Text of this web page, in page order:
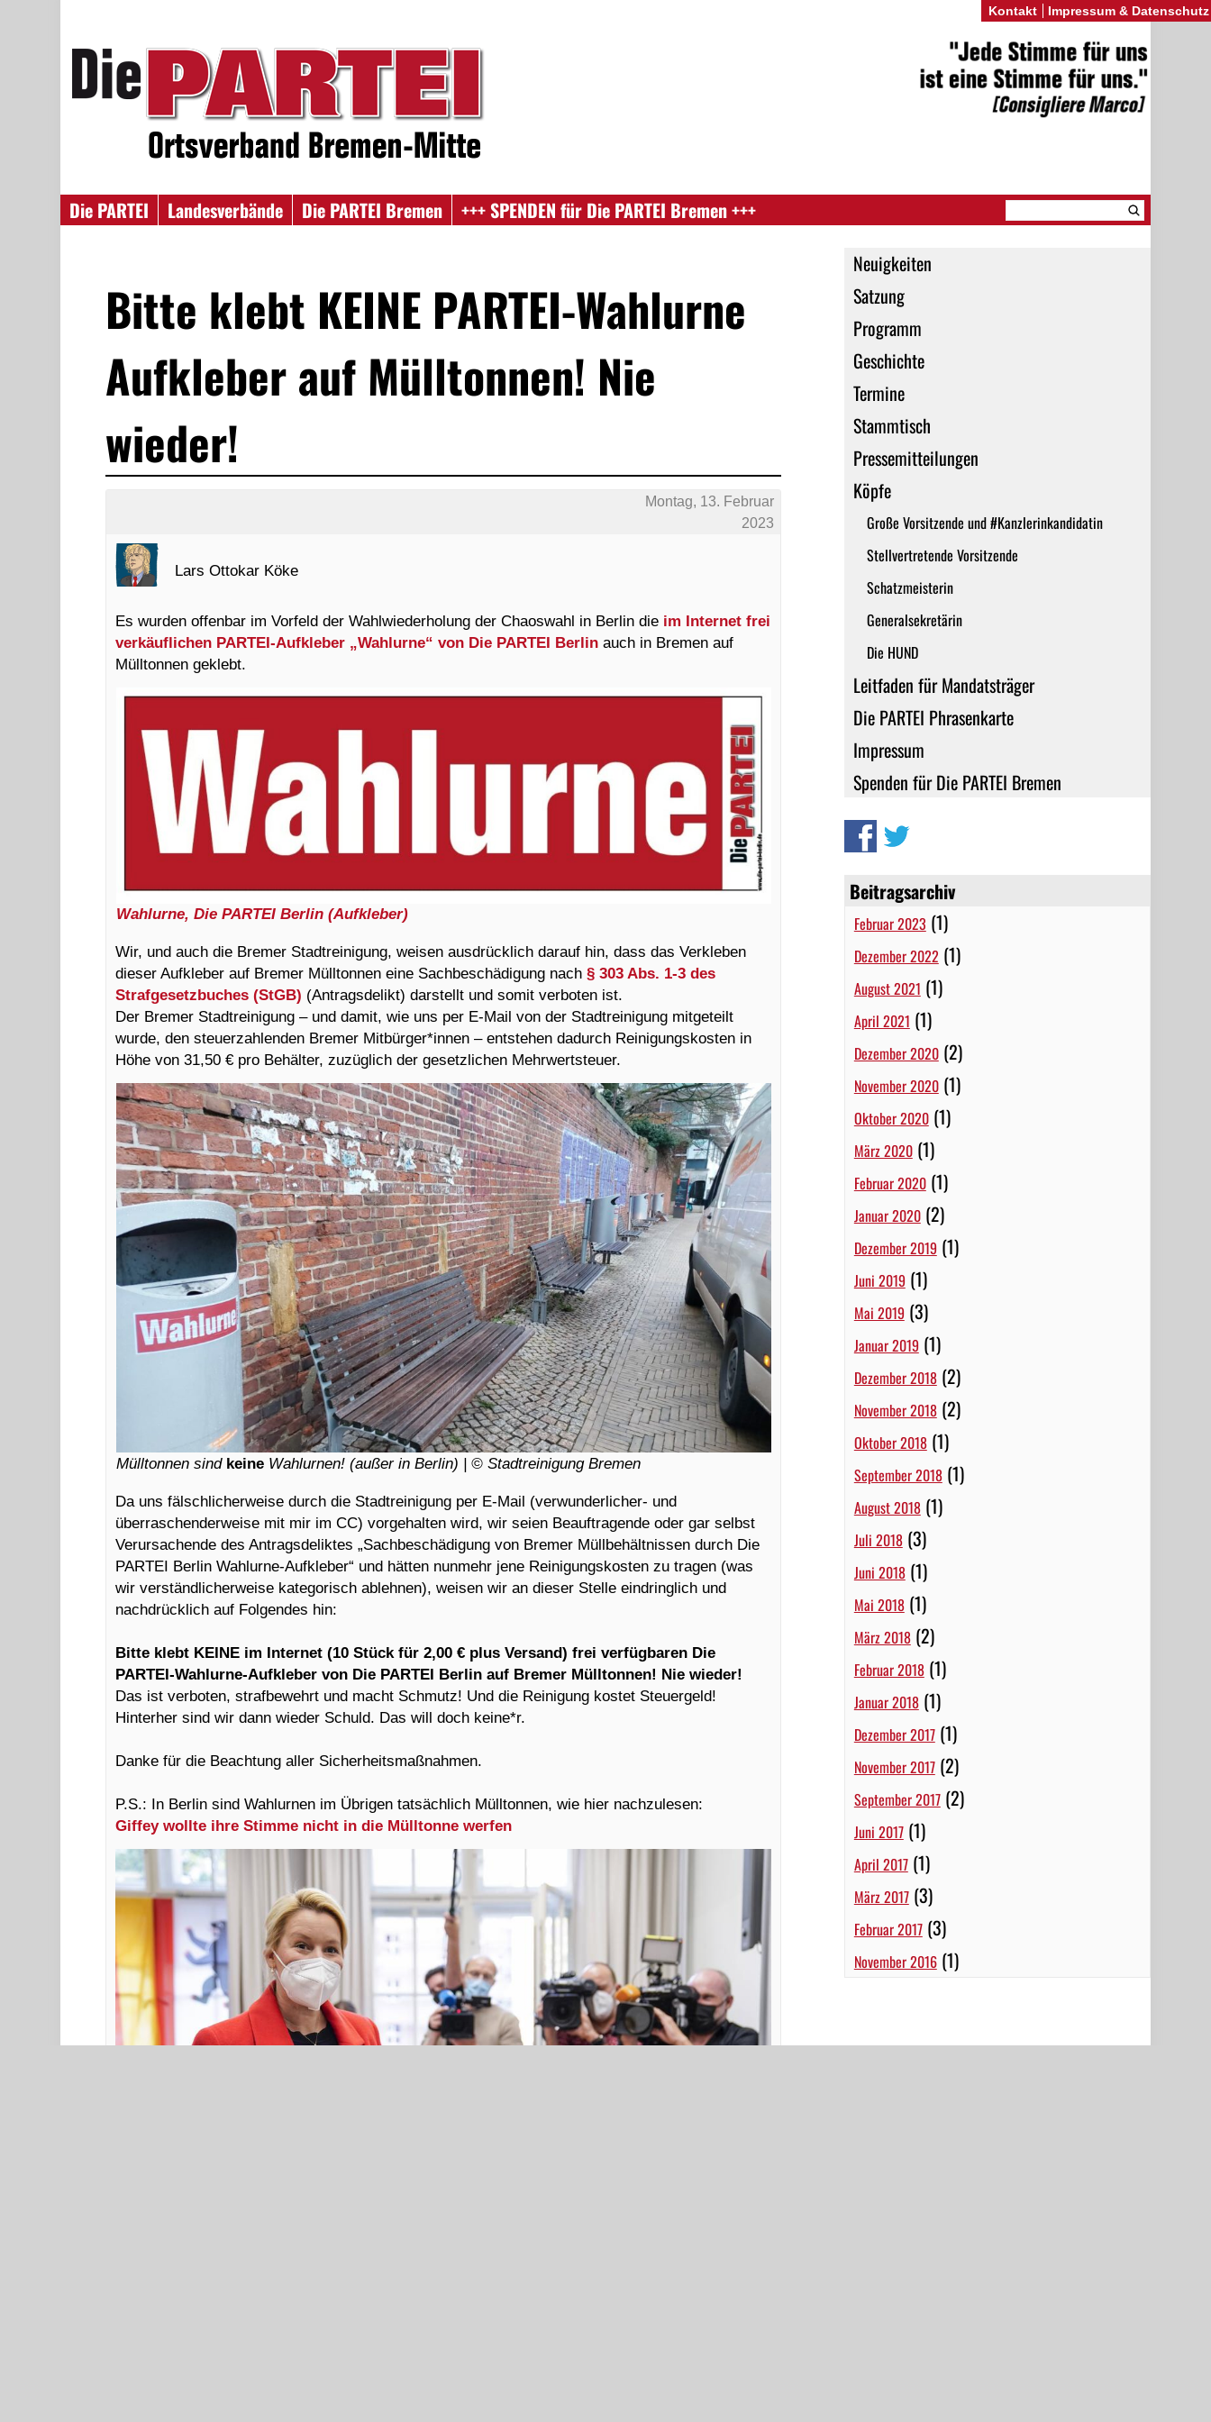
Die PARTEI Landesverbände Die PARTEI Bremen
+++ SPENDEN für Die PARTEI Bremen +++
Neuigkeiten
Satzung
Programm
Geschichte
Termine
Stammtisch
Pressemitteilungen
Köpfe
Große Vorsitzende und #Kanzlerinkandidatin
Stellvertretende Vorsitzende
Schatzmeisterin
Generalsekretärin
Die HUND
Leitfaden für Mandatsträger
Die PARTEI Phrasenkarte
Impressum
Spenden für Die PARTEI Bremen
Beitragsarchiv
Februar 2023 (1)
Dezember 2022 (1)
August 2021 (1)
April 2021 (1)
Dezember 2020(2)
November 2020(1)
Oktober 2020(1)
März 2020(1)
Februar 2020(1)
Januar 2020(2)
Dezember 2019(1)
Juni 2019(1)
Mai 2019(3)
Januar 2019(1)
Dezember 2018(2)
November 2018(2)
Oktober 2018(1)
September 2018(1)
August 2018(1)
Juli 2018(3)
Juni 2018(1)
Mai 2018(1)
März 2018(2)
Februar 2018(1)
Januar 2018(1)
Dezember 2017(1)
November 2017(2)
September 2017(2)
Juni 2017(1)
April 2017(1)
März 2017(3)
Februar 2017(3)
November 2016(1)
Bitte klebt KEINE PARTEI-Wahlurne
Aufkleber auf Mülltonnen! Nie
wieder!
Montag, 13. Februar
2023
Lars Ottokar Köke
Es wurden offenbar im Vorfeld der Wahlwiederholung der Chaoswahl in Berlin die im Internet frei
verkäuflichen PARTEI-Aufkleber „Wahlurne“ von Die PARTEI Berlin auch in Bremen auf
Mülltonnen geklebt.
Wahlurne, Die PARTEI Berlin (Aufkleber)
Wir, und auch die Bremer Stadtreinigung, weisen ausdrücklich darauf hin, dass das Verkleben
dieser Aufkleber auf Bremer Mülltonnen eine Sachbeschädigung nach§ 303 Abs. 1-3 des
Strafgesetzbuches (StGB) (Antragsdelikt) darstellt und somit verboten ist.
Der Bremer Stadtreinigung – und damit, wie uns per E-Mail von der Stadtreinigung mitgeteilt
wurde, den steuerzahlenden Bremer Mitbürger*innen – entstehen dadurch Reinigungskosten in
Höhe von 31,50 € pro Behälter, zuzüglich der gesetzlichen Mehrwertsteuer.
Mülltonnen sind keineWahlurnen! (außer in Berlin) | © Stadtreinigung Bremen
Da uns fälschlicherweise durch die Stadtreinigung per E-Mail (verwunderlicher- und
überraschenderweise mit mir im CC) vorgehalten wird, wir seien Beauftragende oder gar selbst
Verursachende des Antragsdeliktes „Sachbeschädigung von Bremer Müllbehältnissen durch Die
PARTEI Berlin Wahlurne-Aufkleber“ und hätten nunmehr jene Reinigungskosten zu tragen (was
wir verständlicherweise kategorisch ablehnen), weisen wir an dieser Stelle eindringlich und
nachdrücklich auf Folgendes hin:
Bitte klebt KEINE im Internet (10 Stück für 2,00 € plus Versand) frei verfügbaren Die
PARTEI-Wahlurne-Aufkleber von Die PARTEI Berlin auf Bremer Mülltonnen! Nie wieder!
Das ist verboten, strafbewehrt und macht Schmutz! Und die Reinigung kostet Steuergeld!
Hinterher sind wir dann wieder Schuld. Das will doch keine*r.
Danke für die Beachtung aller Sicherheitsmaßnahmen.
P.S.: In Berlin sind Wahlurnen im Übrigen tatsächlich Mülltonnen, wie hier nachzulesen:
Giffey wollte ihre Stimme nicht in die Mülltonne werfen
Kontakt Impressum & Datenschutz